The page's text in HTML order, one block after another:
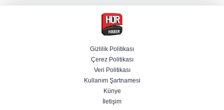
Özgür Özel'in Menderes Belediye Başkanı
İlkay Çiçek'e yönelik sözleri yeniden
İzmir'de ihale soruşturması derinleşiyor! Veli
Ağbaba'nın ağabeyi tutuklandı
Trabzonspor'un Salah karşılamasını tüm
Gizlilik Politikası
Çerez Politikası
Veri Politikası
Kullanım Şartnamesi
Künye
İletişim